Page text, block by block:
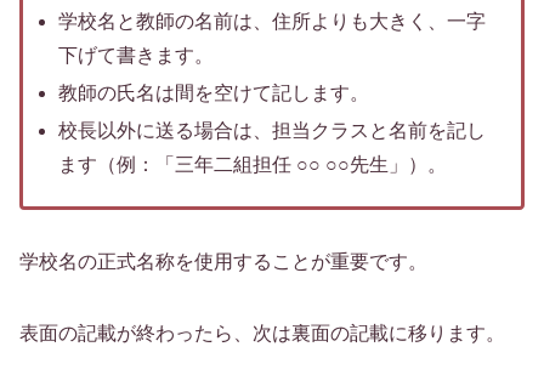
学校名と教師の名前は、住所よりも大きく、一字
下げて書きます。
教師の氏名は間を空けて記します。
校長以外に送る場合は、担当クラスと名前を記し
ます（例：「三年二組担任 ○○ ○○先生」）。
学校名の正式名称を使用することが重要です。
表面の記載が終わったら、次は裏面の記載に移ります。